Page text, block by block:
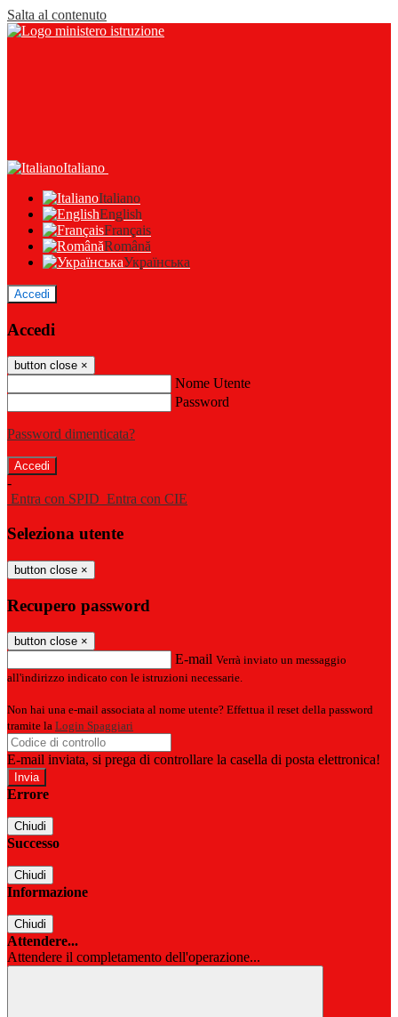
Salta al contenuto
Italiano
Italiano
English
Français
Română
Українська
Accedi
Accedi
button close ×
Nome Utente
Password
Password dimenticata?
-
Entra con SPID Entra con CIE
Seleziona utente
button close ×
Recupero password
button close ×
E-mail Verrà inviato un messaggio
all'indirizzo indicato con le istruzioni necessarie.
Non hai una e-mail associata al nome utente? Effettua il reset della password
tramite la Login Spaggiari
E-mail inviata, si prega di controllare la casella di posta elettronica!
Errore
Chiudi
Successo
Chiudi
Informazione
Chiudi
Attendere...
Attendere il completamento dell'operazione...